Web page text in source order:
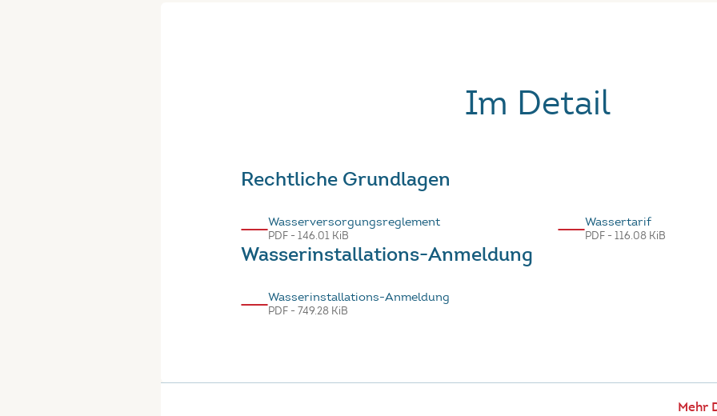
Im Detail
Rechtliche Grundlagen
Wasserversorgungsreglement
PDF - 146.01 KiB
Wassertarif
PDF - 116.08 KiB
Wasserinstallations-Anmeldung
Wasserinstallations-Anmeldung
PDF - 749.28 KiB
Mehr